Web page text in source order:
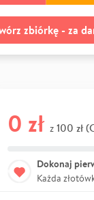
zbiórkę - za
0 zł z 100 zł
Dokonaj
Każda